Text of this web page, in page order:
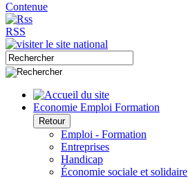
Contenue
RSS
Economie Emploi Formation
Retour
Emploi - Formation
Entreprises
Handicap
Économie sociale et solidaire